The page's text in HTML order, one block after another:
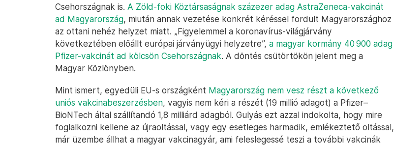
Csehországnak is. A Zöld-foki Köztársaságnak százezer adag AstraZeneca-vakcinát
ad Magyarország, miután annak vezetése konkrét kéréssel fordult Magyarországhoz
az ottani nehéz helyzet miatt. „Figyelemmel a koronavírus-világjárvány
következtében előállt európai járványügyi helyzetre”, a magyar kormány 40 900 adag
Pfizer-vakcinát ad kölcsön Csehországnak. A döntés csütörtökön jelent meg a
Magyar Közlönyben.
Mint ismert, egyedüli EU-s országként Magyarország nem vesz részt a következő
uniós vakcinabeszerzésben, vagyis nem kéri a részét (19 millió adagot) a Pfizer–
BioNTech által szállítandó 1,8 milliárd adagból. Gulyás ezt azzal indokolta, hogy mire
foglalkozni kellene az újraoltással, vagy egy esetleges harmadik, emlékeztető oltással,
már üzembe állhat a magyar vakcinagyár, ami feleslegessé teszi a további vakcinák